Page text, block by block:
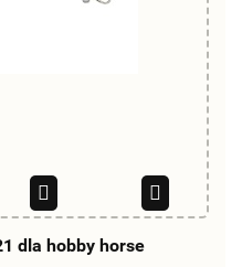
dla hobby horse